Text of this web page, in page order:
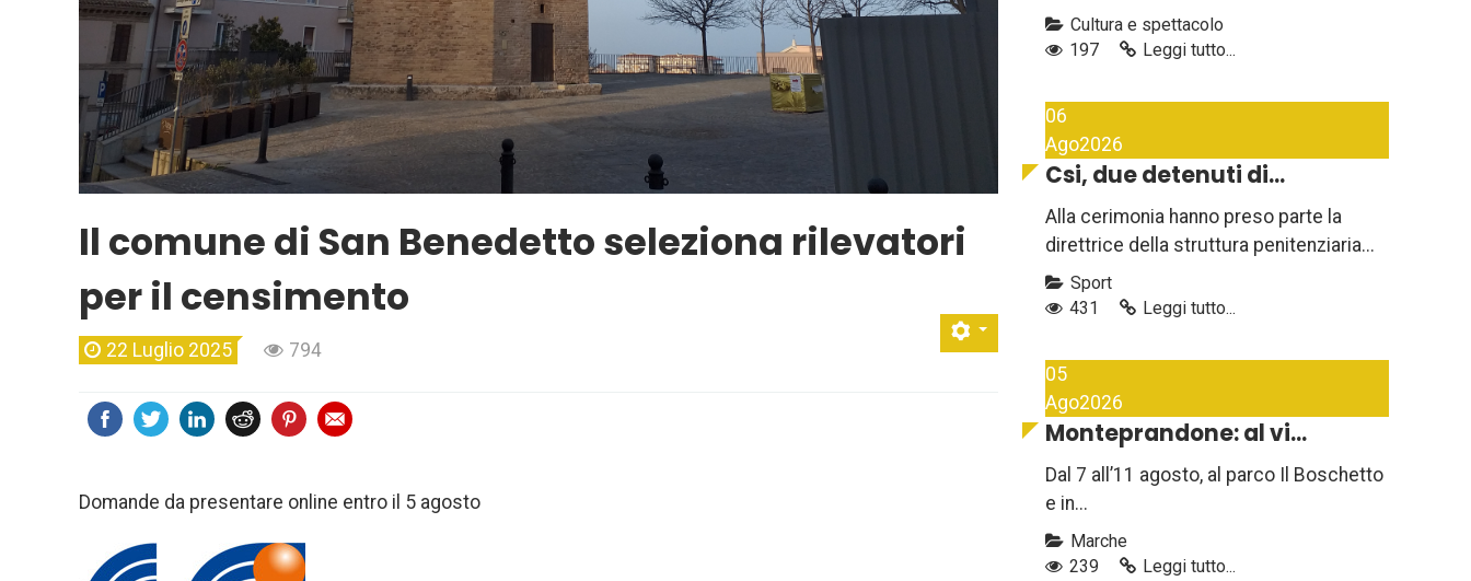
Il comune di San Benedetto seleziona rilevatori
per il censimento
22 Luglio 2025 794
Domande da presentare online entro il 5 agosto
Cultura e spettacolo
197
Leggi tutto...
06
Ago2026
Csi, due detenuti di...
Alla cerimonia hanno preso parte la
direttrice della struttura penitenziaria...
Sport
431
Leggi tutto...
05
Ago2026
Monteprandone: al vi...
Dal 7 all’11 agosto, al parco Il Boschetto
e in...
Marche
239
Leggi tutto...